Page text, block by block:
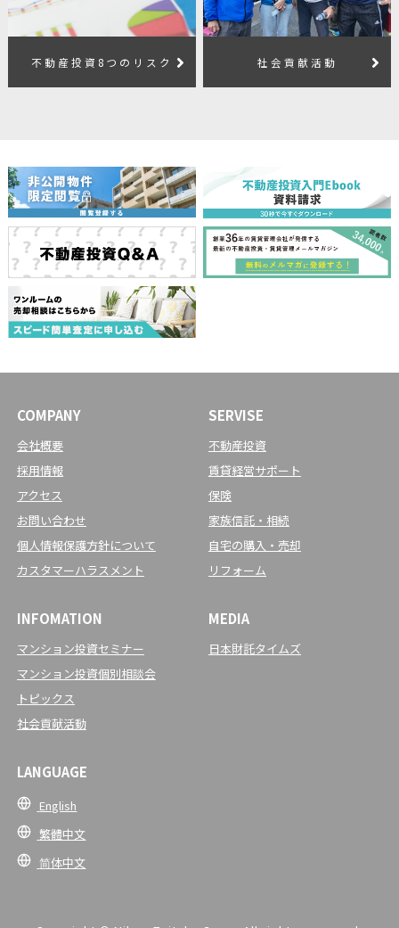
不動産投資8つのリスク 社会貢献活動
COMPANY
会社概要
採用情報
アクセス
お問い合わせ
個人情報保護方針について
カスタマーハラスメント
SERVISE
不動産投資
賃貸経営サポート
保険
家族信託・相続
自宅の購入・売却
リフォーム
INFOMATION
マンション投資セミナー
マンション投資個別相談会
トピックス
社会貢献活動
MEDIA
日本財託タイムズ
LANGUAGE
English
繁體中文
简体中文